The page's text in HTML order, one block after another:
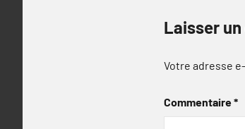
Laisser
Votre adresse
Commentaire*